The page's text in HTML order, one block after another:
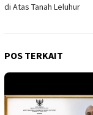
di Atas Tanah Leluhur
POS TERKAIT